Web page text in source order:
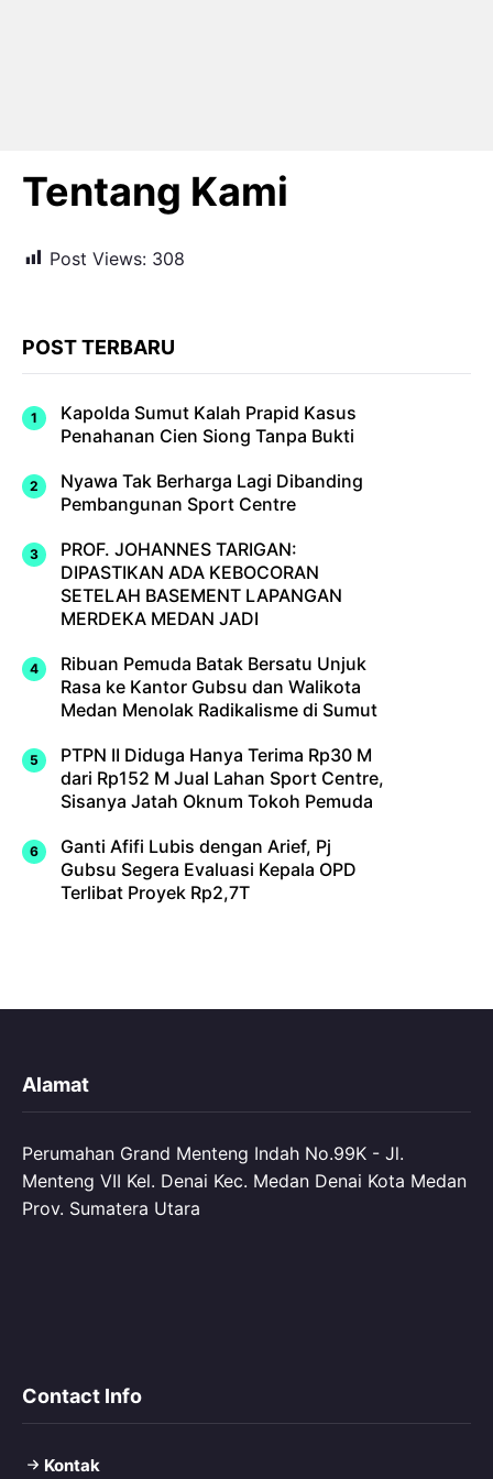
Tentang Kami
Post Views: 308
POST TERBARU
Kapolda Sumut Kalah Prapid Kasus
Penahanan Cien Siong Tanpa Bukti
Nyawa Tak Berharga Lagi Dibanding
Pembangunan Sport Centre
PROF. JOHANNES TARIGAN:
DIPASTIKAN ADA KEBOCORAN
SETELAH BASEMENT LAPANGAN
MERDEKA MEDAN JADI
Ribuan Pemuda Batak Bersatu Unjuk
Rasa ke Kantor Gubsu dan Walikota
Medan Menolak Radikalisme di Sumut
PTPN II Diduga Hanya Terima Rp30 M
dari Rp152 M Jual Lahan Sport Centre,
Sisanya Jatah Oknum Tokoh Pemuda
Ganti Afifi Lubis dengan Arief, Pj
Gubsu Segera Evaluasi Kepala OPD
Terlibat Proyek Rp2,7T
Alamat
Perumahan Grand Menteng Indah No.99K - Jl.
Menteng VII Kel. Denai Kec. Medan Denai Kota Medan
Prov. Sumatera Utara
Contact Info
Kontak